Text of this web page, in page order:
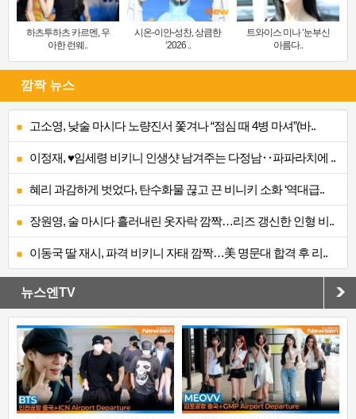
하츠투하츠 카르멘, 우
아한 런웨..
시온-이안-성찬, 상큼한
‘2026 ..
트와이스 미나 ‘눈부신
아름다..
깜짝 뉴스
고소영, 낮술 마시다 노량진서 쫓겨나 “점심 때 4병 마셔”(바..
이정재, ♥임세령 비키니 인생샷 남겨주는 다정남‥파파라치에 ..
혜리 과감하게 벗었다, 탄수화물 끊고 끈 비니키 소화 ‘역대급..
장원영, 술 마시다 흘러내린 옷자락 깜짝…리즈 갱신한 인형 비..
이동국 딸 재시, 파격 비키니 자태 깜짝…美 명문대 합격 후 리..
뉴스엔TV